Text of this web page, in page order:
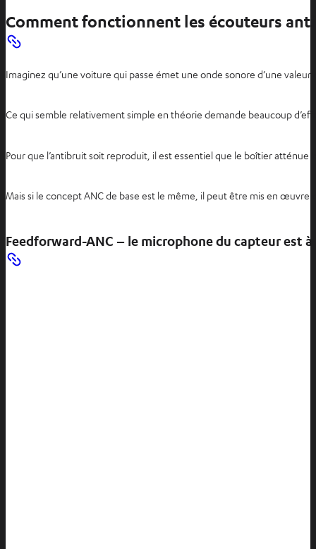
Comment fonctionnent les écouteurs
Imaginez qu’une voiture qui passe émet une onde sonore d’une
Ce qui semble relativement simple en théorie demande beaucoup
Pour que l’antibruit soit reproduit, il est essentiel que le boîtier atténue
Mais si le concept ANC de base est le même, il peut être mis en
Feedforward-ANC – le microphone du capteur est à